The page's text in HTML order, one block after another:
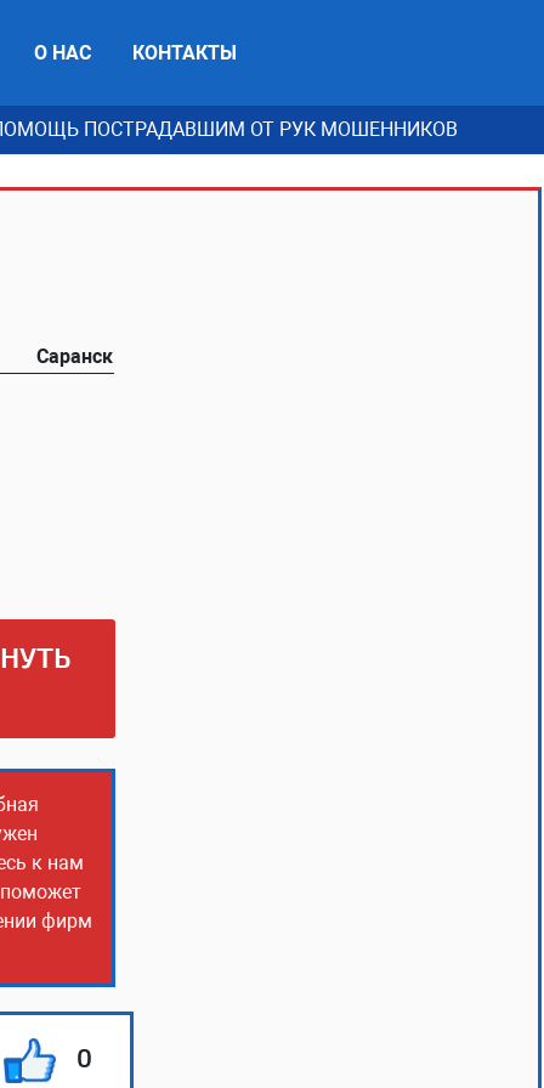
О НАС КОНТАКТЫ
ПОСТРАДАВШИМ ОТ РУК МОШЕННИКОВ
Саранск
к нам
фирм
0